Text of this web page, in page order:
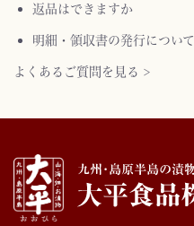
返品はできますか
明細・領収書の発行について
よくあるご質問を見る >